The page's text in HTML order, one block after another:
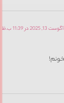
آگوست 13, 2025 در 11:39 ب.ظ